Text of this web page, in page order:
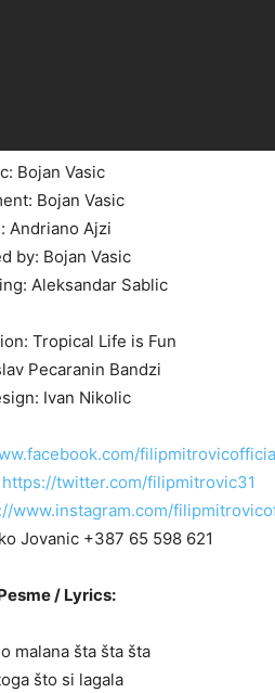
Bojan Vasic
Bojan Vasic
Andriano Ajzi
by: Bojan Vasic
Aleksandar Sablic
Tropical Life is Fun
Pecaranin Bandzi
Ivan Nikolic
https://twitter.com/filipmitrovic31
www.instagram.com/
Jovanic +387 65 598 621
/ Lyrics:
malana šta šta šta
što si lagala